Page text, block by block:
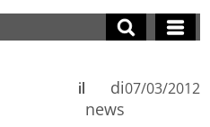
di
news
il 07/03/2012